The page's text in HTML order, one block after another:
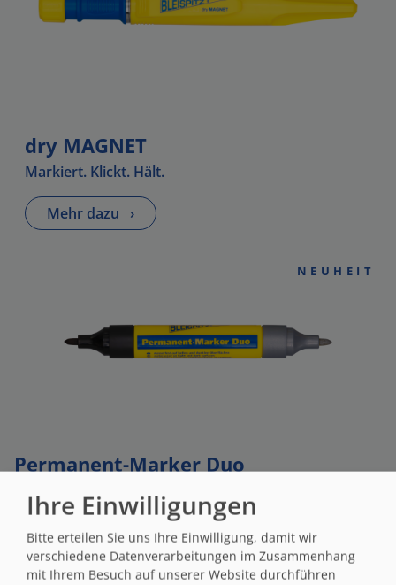
dry MAGNET
Markiert. Klickt. Hält.
Mehr dazu ›
NEUHEIT
Permanent-Marker Duo
Mehr dazu ›
Ihre Einwilligungen
Bitte erteilen Sie uns Ihre Einwilligung, damit wir
verschiedene Datenverarbeitungen im Zusammenhang
mit Ihrem Besuch auf unserer Website durchführen